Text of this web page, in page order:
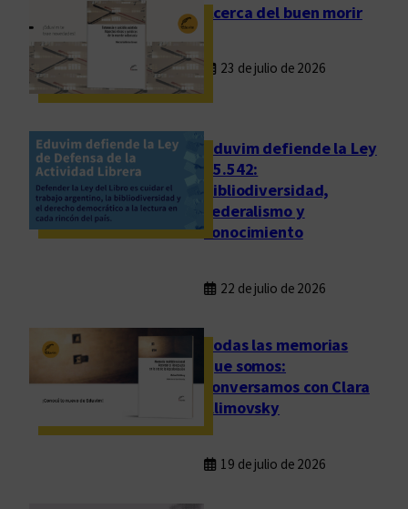
Acerca del buen morir
23 de julio de 2026
Eduvim defiende la Ley
25.542:
bibliodiversidad,
federalismo y
conocimiento
22 de julio de 2026
Todas las memorias
que somos:
conversamos con Clara
Klimovsky
19 de julio de 2026